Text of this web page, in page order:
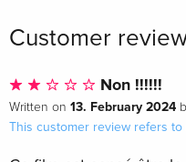
Customer
Non !!!!!!
Written on 13. February 2024
This customer review refers to